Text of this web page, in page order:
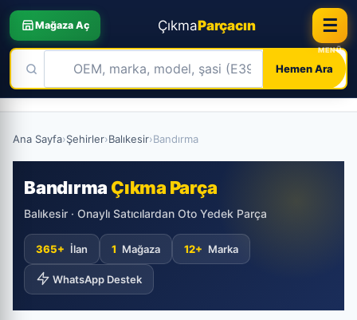
Mağaza Aç ÇıkmaParçacın
Hemen Ara
☰
Ana Sayfa›Şehirler›Balıkesir›Bandırma
Bandırma Çıkma Parça
Balıkesir · Onaylı Satıcılardan Oto Yedek Parça
365+ İlan 1 Mağaza 12+ Marka
WhatsApp Destek